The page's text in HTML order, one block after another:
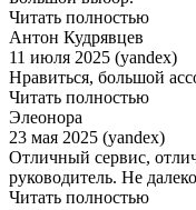
Читать полностью
Антон Кудрявцев
11 июля 2025 (yandex)
Нравиться, большой
Читать полностью
Элеонора
23 мая 2025 (yandex)
Отличный сервис,
руководитель. Не
Читать полностью